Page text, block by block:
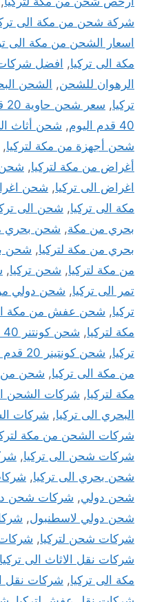
شركة شحن من مكة الى
اسعار الشحن من مكة الى
مكة الى تركيا, افضل شركات
الرهوان للشحن, الشحن
تركيا, سعر شحن حاوية 20 قدم اليوم
40 قدم اليوم
, شحن أثاث
شحن أجهزة من مكة لتركيا,
أغراض من مكة لتركيا, شحن
اغراض الى تركيا, شحن
مكة الى تركيا, شحن الى
بحري من مكة, شحن بحري
بحري من مكة لتركيا, شحن
من مكة لتركيا, شحن تركيا,
تمر الى تركيا, شحن دولي
تركيا, شحن عفش من مكة
مكة لتركيا, شحن كونتنر 40 قدم لتركيا
تركيا, شحن كونتينر 20 قدم لتركيا
من مكة الى تركيا, شحن من
مكة لتركيا, شركات الشحن
البحري الى تركيا, شركات
شركات الشحن من مكة
شركات شحن الى تركيا,
شحن بحري الى تركيا,
شحن دولي, شركات شحن
شحن دولي لاسطنبول,
شركات شحن لتركيا,
شركات نقل الاثاث الى تركيا
مكة الى تركيا, شركات نقل